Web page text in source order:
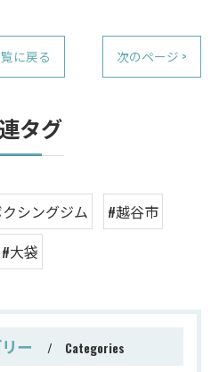
に戻る 次のページ >
タグ
シングジム
#越谷市
#大袋
ー Categories